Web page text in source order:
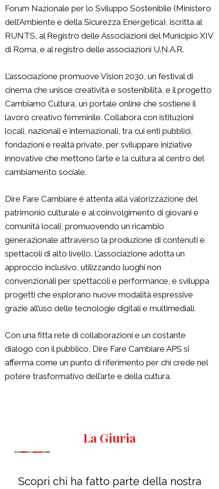
Forum Nazionale per lo Sviluppo Sostenibile (Ministero
dell’Ambiente e della Sicurezza Energetica), iscritta al
RUNTS, al Registro delle Associazioni del Municipio XIV
di Roma, e al registro delle associazioni U.N.A.R.
L’associazione promuove Vision 2030, un festival di
cinema che unisce creatività e sostenibilità, e il progetto
Cambiamo Cultura, un portale online che sostiene il
lavoro creativo femminile. Collabora con istituzioni
locali, nazionali e internazionali, tra cui enti pubblici,
fondazioni e realtà private, per sviluppare iniziative
innovative che mettono l’arte e la cultura al centro del
cambiamento sociale.
Dire Fare Cambiare è attenta alla valorizzazione del
patrimonio culturale e al coinvolgimento di giovani e
comunità locali, promuovendo un ricambio
generazionale attraverso la produzione di contenuti e
spettacoli di alto livello. L’associazione adotta un
approccio inclusivo, utilizzando luoghi non
convenzionali per spettacoli e performance, e sviluppa
progetti che esplorano nuove modalità espressive
grazie all’uso delle tecnologie digitali e multimediali.
Con una fitta rete di collaborazioni e un costante
dialogo con il pubblico, Dire Fare Cambiare APS si
afferma come un punto di riferimento per chi crede nel
potere trasformativo dell’arte e della cultura.
La Giuria
Scopri chi ha fatto parte della nostra